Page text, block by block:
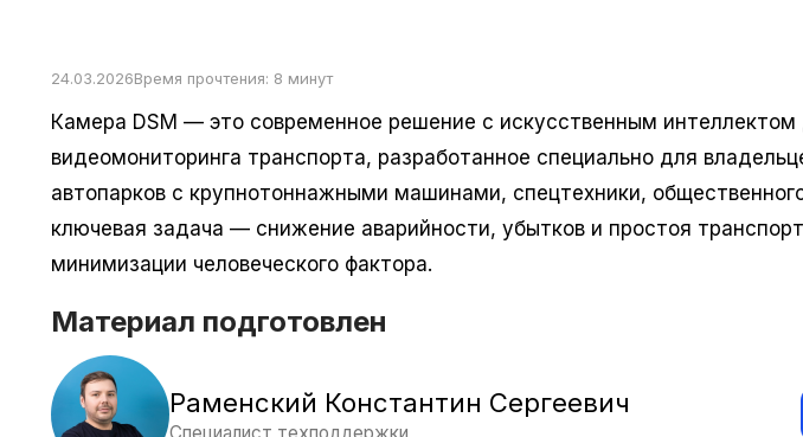
24.03.2026Время прочтения: 8 минут
Камера DSM — это современное решение с искусственным интеллектом
видеомониторинга транспорта, разработанное специально для
автопарков с крупнотоннажными машинами, спецтехники,
ключевая задача — снижение аварийности, убытков и простоя
минимизации человеческого фактора.
Материал подготовлен
Раменский Константин Сергеевич